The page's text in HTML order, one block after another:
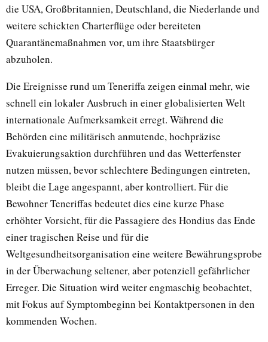
die USA, Großbritannien, Deutschland, die Niederlande und
weitere schickten Charterflüge oder bereiteten
Quarantänemaßnahmen vor, um ihre Staatsbürger
abzuholen.
Die Ereignisse rund um Teneriffa zeigen einmal mehr, wie
schnell ein lokaler Ausbruch in einer globalisierten Welt
internationale Aufmerksamkeit erregt. Während die
Behörden eine militärisch anmutende, hochpräzise
Evakuierungsaktion durchführen und das Wetterfenster
nutzen müssen, bevor schlechtere Bedingungen eintreten,
bleibt die Lage angespannt, aber kontrolliert. Für die
Bewohner Teneriffas bedeutet dies eine kurze Phase
erhöhter Vorsicht, für die Passagiere des Hondius das Ende
einer tragischen Reise und für die
Weltgesundheitsorganisation eine weitere Bewährungsprobe
in der Überwachung seltener, aber potenziell gefährlicher
Erreger. Die Situation wird weiter engmaschig beobachtet,
mit Fokus auf Symptombeginn bei Kontaktpersonen in den
kommenden Wochen.